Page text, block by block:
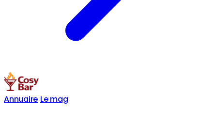
Annuaire Le mag